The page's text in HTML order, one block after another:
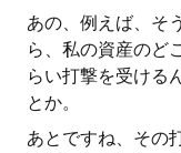
あの、例えば、そ
ら、私の資産のど
らい打撃を受ける
とか。
あとですね、その